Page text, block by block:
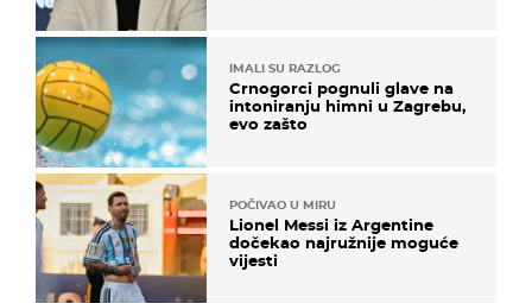
IMALI SU RAZLOG
Crnogorci pognuli glave na
intoniranju himni u Zagrebu,
evo zašto
POČIVAO U MIRU
Lionel Messi iz Argentine
dočekao najružnije moguće
vijesti